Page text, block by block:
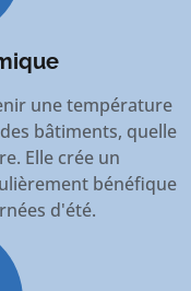
une température
bâtiments, quelle
Elle crée un
bénéfique
d'été.